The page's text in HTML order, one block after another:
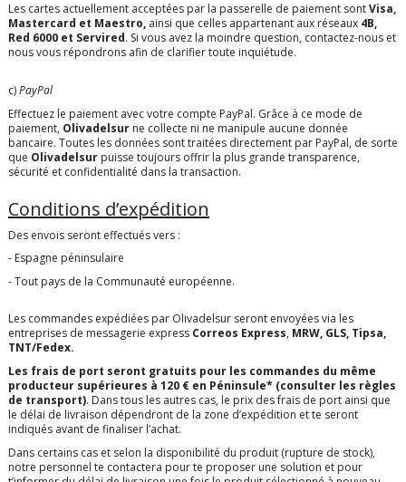
Les cartes actuellement acceptées par la passerelle de paiement sontVisa,
Mastercard et Maestro, ainsi que celles appartenant aux réseaux 4B,
Red 6000 et Servired. Si vous avez la moindre question, contactez-nous et
nous vous répondrons afin de clarifier toute inquiétude.
c)PayPal
Effectuez le paiement avec votre compte PayPal. Grâce à ce mode de
paiement, Olivadelsur ne collecte ni ne manipule aucune donnée
bancaire. Toutes les données sont traitées directement par PayPal, de sorte
que Olivadelsur puisse toujours offrir la plus grande transparence,
sécurité et confidentialité dans la transaction.
Conditions d’expédition
Des envois seront effectués vers :
- Espagne péninsulaire
- Tout pays de la Communauté européenne.
Les commandes expédiées par Olivadelsur seront envoyées via les
entreprises de messagerie express Correos Express, MRW, GLS, Tipsa,
TNT/Fedex.
Les frais de port seront gratuits pour les commandes du même
producteur supérieures à 120 € en Péninsule* (consulter les règles
de transport). Dans tous les autres cas, le prix des frais de port ainsi que
le délai de livraison dépendront de la zone d’expédition et te seront
indiqués avant de finaliser l’achat.
Dans certains cas et selon la disponibilité du produit (rupture de stock),
notre personnel te contactera pour te proposer une solution et pour